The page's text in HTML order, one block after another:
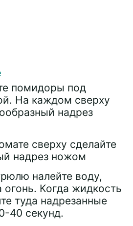
помидоры под
На каждом сверху
надрез
налейте воду,
огонь. Когда жидкость
туда надрезанные
40 секунд.